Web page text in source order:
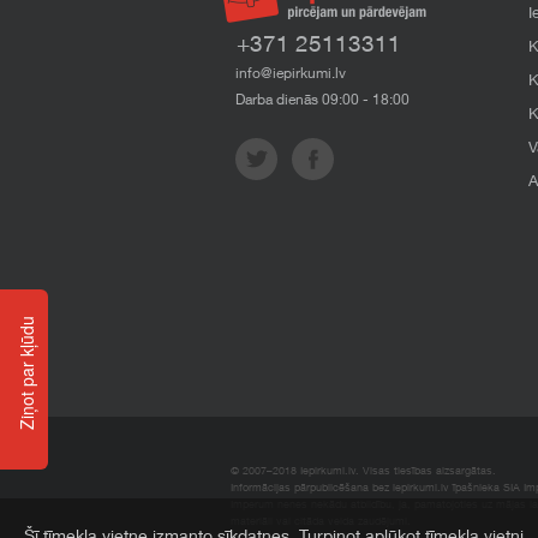
+371 25113311
info@iepirkumi.lv
Darba dienās 09:00 - 18:00
© 2007–2018 Iepirkumi.lv. Visas tiesības aizsargātas.
Informācijas pārpublicēšana bez iepirkumi.lv īpašnieka SIA
Ziņot par kļūdu